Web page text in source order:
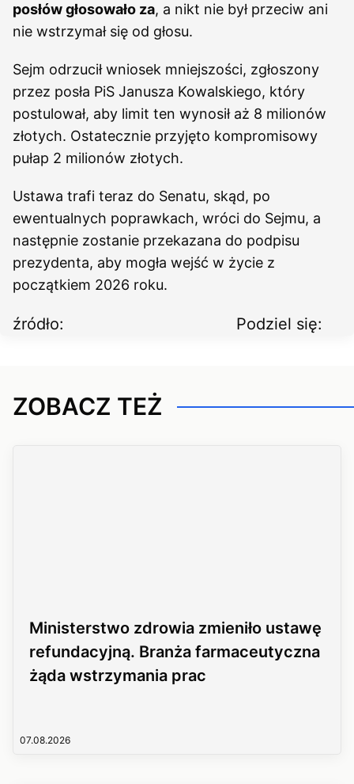
posłów głosowało za, a nikt nie był przeciw ani
nie wstrzymał się od głosu.
Sejm odrzucił wniosek mniejszości, zgłoszony
przez posła PiS Janusza Kowalskiego, który
postulował, aby limit ten wynosił aż 8 milionów
złotych. Ostatecznie przyjęto kompromisowy
pułap 2 milionów złotych.
Ustawa trafi teraz do Senatu, skąd, po
ewentualnych poprawkach, wróci do Sejmu, a
następnie zostanie przekazana do podpisu
prezydenta, aby mogła wejść w życie z
początkiem 2026 roku.
źródło: Podziel się:
ZOBACZ TEŻ
Ministerstwo zdrowia zmieniło ustawę
refundacyjną. Branża farmaceutyczna
żąda wstrzymania prac
07.08.2026